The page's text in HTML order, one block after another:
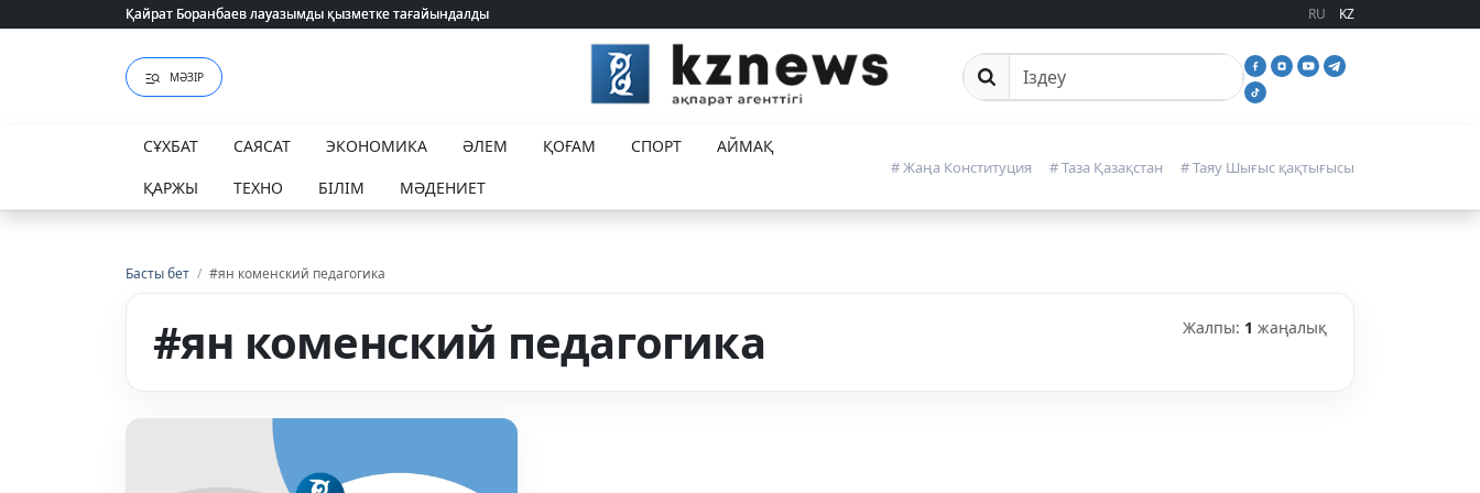
Қайрат Боранбаев лауазымды қызметке тағайындалды
Қайрат Боранбаев лауазымды қызметке тағайындалды RU KZ
МӘЗІР Сайттан іздеу
СҰХБАТ САЯСАТ ЭКОНОМИКА ӘЛЕМ ҚОҒАМ СПОРТ
АЙМАҚ
ҚАРЖЫ
ТЕХНО БІЛІМ МӘДЕНИЕТ
# Жаңа Конституция # Таза Қазақстан # Таяу Шығыс қақтығысы
Басты бет / #ян коменский педагогика
#ян коменский педагогика Жалпы: 1 жаңалық